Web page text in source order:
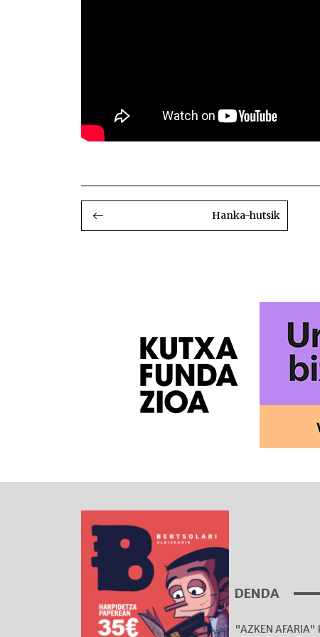
BIDALKETETAN
ZEHAR
Hanka-hutsik
DENDA
"AZKEN